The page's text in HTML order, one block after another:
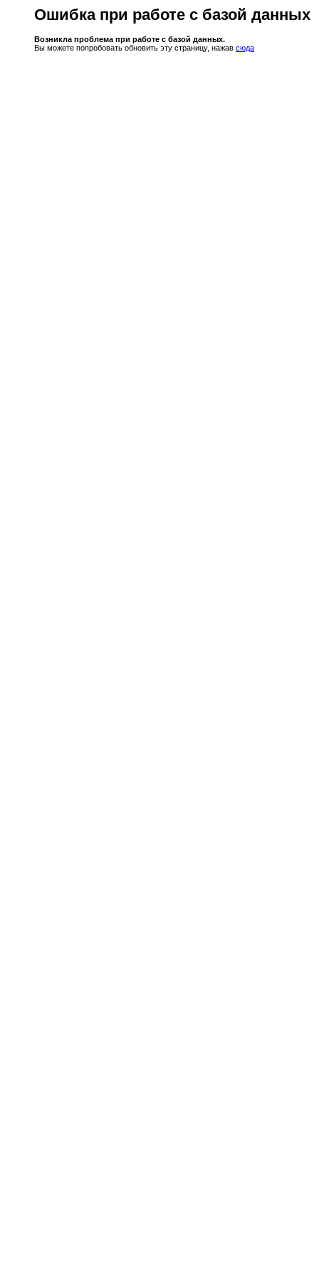
Ошибка при работе с базой данных
Возникла проблема при работе с базой данных.
Вы можете попробовать обновить эту страницу, нажав сюда